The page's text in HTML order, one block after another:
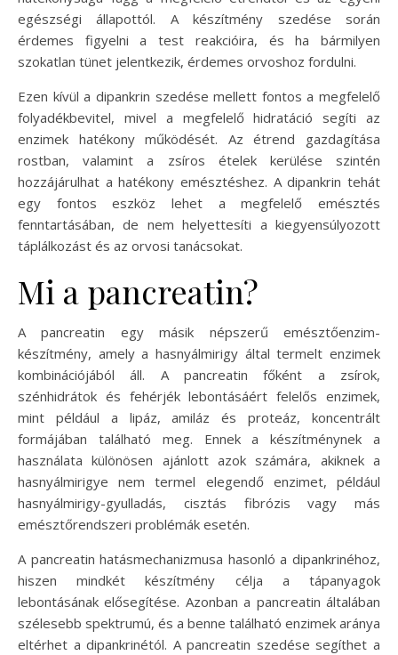
egészségi állapottól. A készítmény szedése során
érdemes figyelni a test reakcióira, és ha bármilyen
szokatlan tünet jelentkezik, érdemes orvoshoz fordulni.
Ezen kívül a dipankrin szedése mellett fontos a megfelelő
folyadékbevitel, mivel a megfelelő hidratáció segíti az
enzimek hatékony működését. Az étrend gazdagítása
rostban, valamint a zsíros ételek kerülése szintén
hozzájárulhat a hatékony emésztéshez. A dipankrin tehát
egy fontos eszköz lehet a megfelelő emésztés
fenntartásában, de nem helyettesíti a kiegyensúlyozott
táplálkozást és az orvosi tanácsokat.
Mi a pancreatin?
A pancreatin egy másik népszerű emésztőenzim-
készítmény, amely a hasnyálmirigy által termelt enzimek
kombinációjából áll. A pancreatin főként a zsírok,
szénhidrátok és fehérjék lebontásáért felelős enzimek,
mint például a lipáz, amiláz és proteáz, koncentrált
formájában található meg. Ennek a készítménynek a
használata különösen ajánlott azok számára, akiknek a
hasnyálmirigye nem termel elegendő enzimet, például
hasnyálmirigy-gyulladás, cisztás fibrózis vagy más
emésztőrendszeri problémák esetén.
A pancreatin hatásmechanizmusa hasonló a dipankrinéhoz,
hiszen mindkét készítmény célja a tápanyagok
lebontásának elősegítése. Azonban a pancreatin általában
szélesebb spektrumú, és a benne található enzimek aránya
eltérhet a dipankrinétól. A pancreatin szedése segíthet a